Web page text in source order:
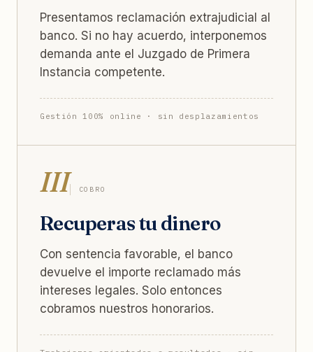
Presentamos reclamación extrajudicial al
banco. Si no hay acuerdo, interponemos
demanda ante el Juzgado de Primera
Instancia competente.
Gestión 100% online · sin desplazamientos
III COBRO
Recuperas tu dinero
Con sentencia favorable, el banco
devuelve el importe reclamado más
intereses legales. Solo entonces
cobramos nuestros honorarios.